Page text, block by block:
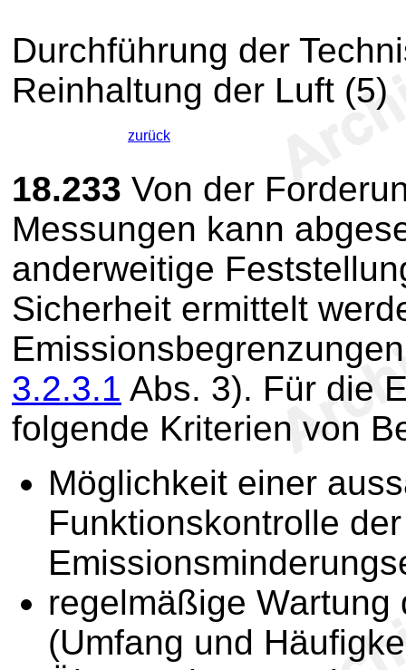
Durchführung der
Reinhaltung der Luft (5)
zurück
18.233 Von der
Messungen kann
anderweitige
Sicherheit ermittelt
3.2.3.1 Abs. 3). Für die
folgende Kriterien von
Möglichkeit einer
Funktionskontrolle der
regelmäßige
(Umfang und